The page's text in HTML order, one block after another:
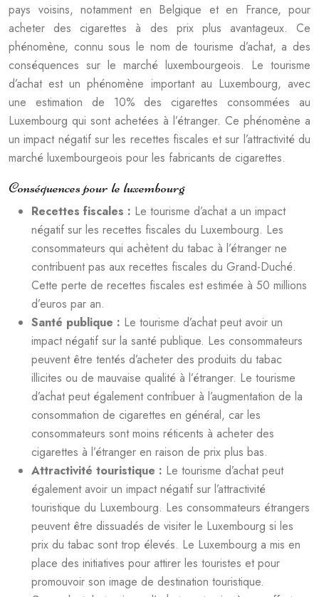
pays voisins, notamment en Belgique et en France, pour
acheter des cigarettes à des prix plus avantageux. Ce
phénomène, connu sous le nom de tourisme d’achat, a des
conséquences sur le marché luxembourgeois. Le tourisme
d’achat est un phénomène important au Luxembourg, avec
une estimation de 10% des cigarettes consommées au
Luxembourg qui sont achetées à l’étranger. Ce phénomène a
un impact négatif sur les recettes fiscales et sur l’attractivité du
marché luxembourgeois pour les fabricants de cigarettes.
Conséquences pour le luxembourg
Recettes fiscales : Le tourisme d’achat a un impact
négatif sur les recettes fiscales du Luxembourg. Les
consommateurs qui achètent du tabac à l’étranger ne
contribuent pas aux recettes fiscales du Grand-Duché.
Cette perte de recettes fiscales est estimée à 50 millions
d’euros par an.
Santé publique : Le tourisme d’achat peut avoir un
impact négatif sur la santé publique. Les consommateurs
peuvent être tentés d’acheter des produits du tabac
illicites ou de mauvaise qualité à l’étranger. Le tourisme
d’achat peut également contribuer à l’augmentation de la
consommation de cigarettes en général, car les
consommateurs sont moins réticents à acheter des
cigarettes à l’étranger en raison de prix plus bas.
Attractivité touristique : Le tourisme d’achat peut
également avoir un impact négatif sur l’attractivité
touristique du Luxembourg. Les consommateurs étrangers
peuvent être dissuadés de visiter le Luxembourg si les
prix du tabac sont trop élevés. Le Luxembourg a mis en
place des initiatives pour attirer les touristes et pour
promouvoir son image de destination touristique.